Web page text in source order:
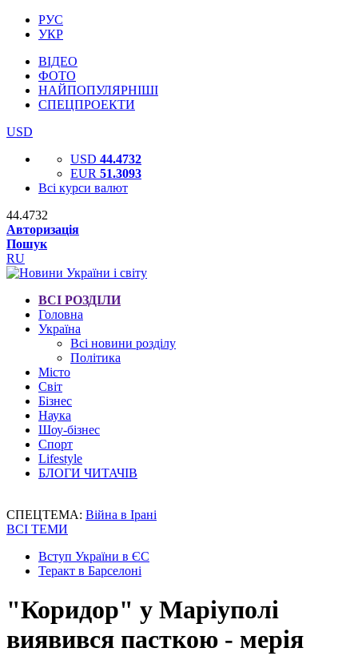
РУС
УКР
ВІДЕО
ФОТО
НАЙПОПУЛЯРНІШІ
СПЕЦПРОЕКТИ
USD
USD 44.4732
EUR 51.3093
Всі курси валют
44.4732
Авторизація
Пошук
RU
ВСІ РОЗДІЛИ
Головна
Україна
Всі новини розділу
Політика
Місто
Світ
Бізнес
Наука
Шоу-бізнес
Спорт
Lifestyle
БЛОГИ ЧИТАЧІВ
СПЕЦТЕМА: Війна в Ірані
ВСІ ТЕМИ
Вступ України в ЄС
Теракт в Барселоні
"Коридор" у Маріуполі
виявився пасткою - мерія